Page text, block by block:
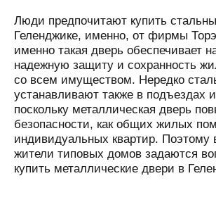
Люди предпочитают купить
Геленджике, именно, от фирмы
именно такая дверь обеспечивает
надежную защиту и сохранность
со всем имуществом. Нередко
устанавливают также в подъездах
поскольку металлическая дверь
безопасности, как общих жилых
индивидуальных квартир. Поэтому
жители типовых домов задаются
купить металлические двери в